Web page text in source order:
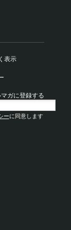
表示
ガに登録する
ーに同意します